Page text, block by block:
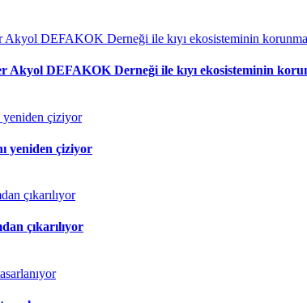
Akyol DEFAKOK Derneği ile kıyı ekosisteminin
yeniden çiziyor
çıkarılıyor